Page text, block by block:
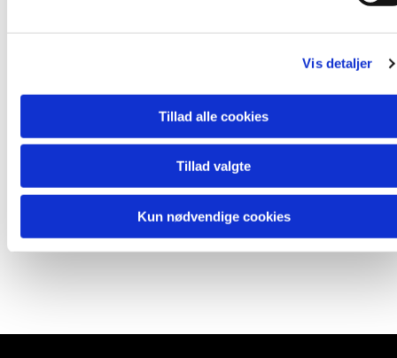
Vis detaljer
Tillad alle cookies
Tillad valgte
Kun nødvendige cookies